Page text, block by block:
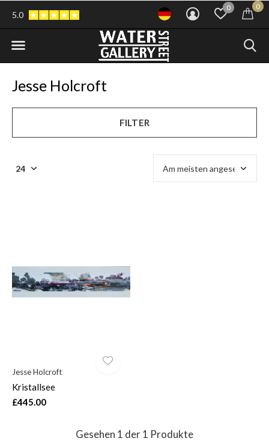
0 0
5.0
Jesse Holcroft
FILTER
Jesse Holcroft
Kristallsee
£445.00
Gesehen 1 der 1 Produkte